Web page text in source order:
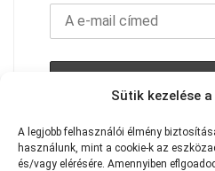
Sütik kezelése
A legjobb felhasználói élmény
használunk, mint a cookie-k az
és/vagy elérésére. Amennyiben
A feliratkozással
szabályzatunkat